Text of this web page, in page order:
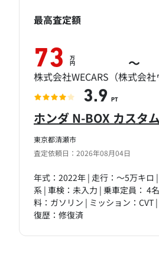
東京都清瀬市
査定依頼日：2026年08月04日
ホンダ N-BOX カスタ
年式：2022年 | 走行：～5万キロ
系 | 車検：未入力 | 乗車定員： 4
料：ガソリン | ミッション：CVT
復歴：修復済
最高査定額
73 万
円 ～
株式会社WECARS（株式会
3.9 PT